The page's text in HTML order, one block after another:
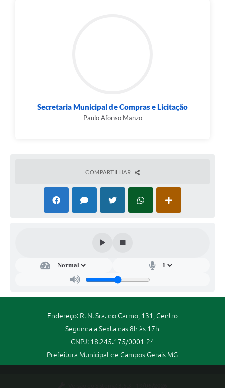
Secretaria Municipal de Compras e Licitação
Paulo Afonso Manzo
COMPARTILHAR
Endereço: R. N. Sra. do Carmo, 131, Centro
Segunda a Sexta das 8h às 17h
CNPJ: 18.245.175/0001-24
Prefeitura Municipal de Campos Gerais MG